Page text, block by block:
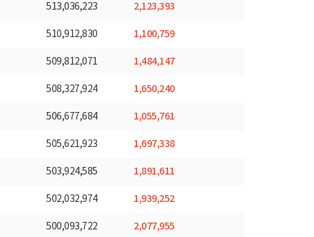
513,036,223 2,123,393
510,912,830 1,100,759
509,812,071 1,484,147
508,327,924 1,650,240
506,677,684 1,055,761
505,621,923 1,697,338
503,924,585 1,891,611
502,032,974 1,939,252
500,093,722 2,077,955